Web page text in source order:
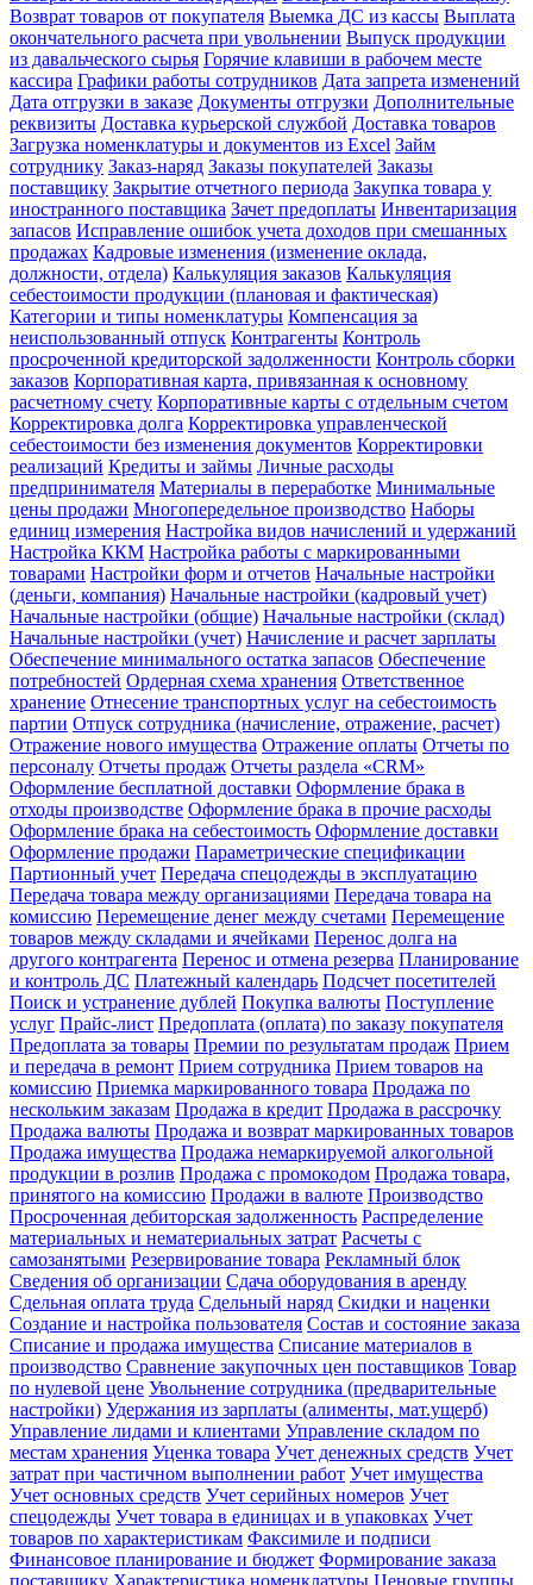
Возврат товаров от покупателя Выемка ДС из кассы Выплата
окончательного расчета при увольнении Выпуск продукции
из давальческого сырья Горячие клавиши в рабочем месте
кассира Графики работы сотрудников Дата запрета изменений
Дата отгрузки в заказе Документы отгрузки Дополнительные
реквизиты Доставка курьерской службой Доставка товаров
Загрузка номенклатуры и документов из Excel Займ
сотруднику Заказ-наряд Заказы покупателей Заказы
поставщику Закрытие отчетного периода Закупка товара у
иностранного поставщика Зачет предоплаты Инвентаризация
запасов Исправление ошибок учета доходов при смешанных
продажах Кадровые изменения (изменение оклада,
должности, отдела) Калькуляция заказов Калькуляция
себестоимости продукции (плановая и фактическая)
Категории и типы номенклатуры Компенсация за
неиспользованный отпуск Контрагенты Контроль
просроченной кредиторской задолженности Контроль сборки
заказов Корпоративная карта, привязанная к основному
расчетному счету Корпоративные карты с отдельным счетом
Корректировка долга Корректировка управленческой
себестоимости без изменения документов Корректировки
реализаций Кредиты и займы Личные расходы
предпринимателя Материалы в переработке Минимальные
цены продажи Многопередельное производство Наборы
единиц измерения Настройка видов начислений и удержаний
Настройка ККМ Настройка работы с маркированными
товарами Настройки форм и отчетов Начальные настройки
(деньги, компания) Начальные настройки (кадровый учет)
Начальные настройки (общие) Начальные настройки (склад)
Начальные настройки (учет) Начисление и расчет зарплаты
Обеспечение минимального остатка запасов Обеспечение
потребностей Ордерная схема хранения Ответственное
хранение Отнесение транспортных услуг на себестоимость
партии Отпуск сотрудника (начисление, отражение, расчет)
Отражение нового имущества Отражение оплаты Отчеты по
персоналу Отчеты продаж Отчеты раздела «CRM»
Оформление бесплатной доставки Оформление брака в
отходы производстве Оформление брака в прочие расходы
Оформление брака на себестоимость Оформление доставки
Оформление продажи Параметрические спецификации
Партионный учет Передача спецодежды в эксплуатацию
Передача товара между организациями Передача товара на
комиссию Перемещение денег между счетами Перемещение
товаров между складами и ячейками Перенос долга на
другого контрагента Перенос и отмена резерва Планирование
и контроль ДС Платежный календарь Подсчет посетителей
Поиск и устранение дублей Покупка валюты Поступление
услуг Прайс-лист Предоплата (оплата) по заказу покупателя
Предоплата за товары Премии по результатам продаж Прием
и передача в ремонт Прием сотрудника Прием товаров на
комиссию Приемка маркированного товара Продажа по
нескольким заказам Продажа в кредит Продажа в рассрочку
Продажа валюты Продажа и возврат маркированных товаров
Продажа имущества Продажа немаркируемой алкогольной
продукции в розлив Продажа с промокодом Продажа товара,
принятого на комиссию Продажи в валюте Производство
Просроченная дебиторская задолженность Распределение
материальных и нематериальных затрат Расчеты с
самозанятыми Резервирование товара Рекламный блок
Сведения об организации Сдача оборудования в аренду
Сдельная оплата труда Сдельный наряд Скидки и наценки
Создание и настройка пользователя Состав и состояние заказа
Списание и продажа имущества Списание материалов в
производство Сравнение закупочных цен поставщиков Товар
по нулевой цене Увольнение сотрудника (предварительные
настройки) Удержания из зарплаты (алименты, мат.ущерб)
Управление лидами и клиентами Управление складом по
местам хранения Уценка товара Учет денежных средств Учет
затрат при частичном выполнении работ Учет имущества
Учет основных средств Учет серийных номеров Учет
спецодежды Учет товара в единицах и в упаковках Учет
товаров по характеристикам Факсимиле и подписи
Финансовое планирование и бюджет Формирование заказа
поставщику Характеристика номенклатуры Ценовые группы